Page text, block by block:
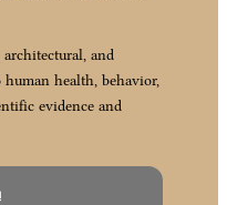
and
health, behavior,
evidence and